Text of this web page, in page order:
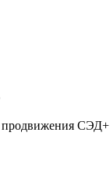
продвижения СЭД+